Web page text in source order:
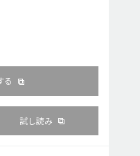
る
試し読み